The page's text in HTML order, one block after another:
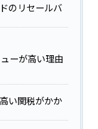
のリセールバ
ーが高い理由
い関税がかか